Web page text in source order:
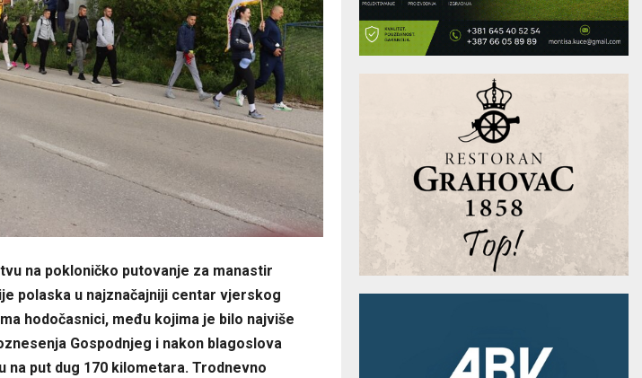
na pokloničko putovanje za manastir
polaska u najznačajniji centar vjerskog
hodočasnici, među kojima je bilo najviše
Gospodnjeg i nakon blagoslova
na put dug 170 kilometara. Trodnevno